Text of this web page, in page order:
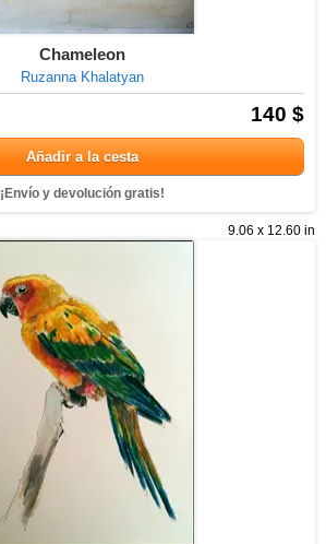
Chameleon
Ruzanna Khalatyan
140 $
Añadir a la cesta
¡Envío y devolución gratis!
9.06 x 12.60 in